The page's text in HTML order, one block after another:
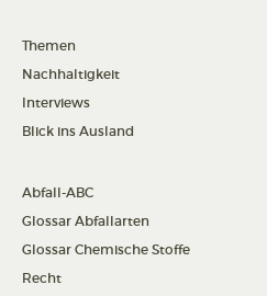
Themen
Nachhaltigkeit
Interviews
Blick ins Ausland
Abfall-ABC
Glossar Abfallarten
Glossar Chemische Stoffe
Recht